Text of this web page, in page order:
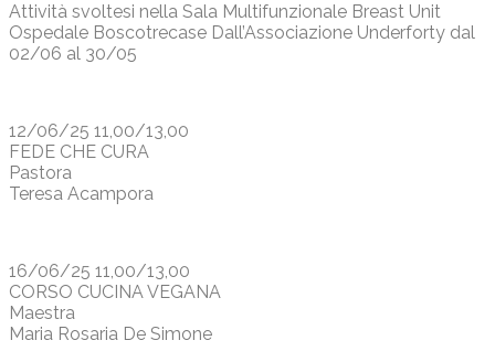
Attività svoltesi nella Sala Multifunzionale Breast Unit
Ospedale Boscotrecase Dall’Associazione Underforty dal
02/06 al 30/05
12/06/25 11,00/13,00
FEDE CHE CURA
Pastora
Teresa Acampora
16/06/25 11,00/13,00
CORSO CUCINA VEGANA
Maestra
Maria Rosaria De Simone